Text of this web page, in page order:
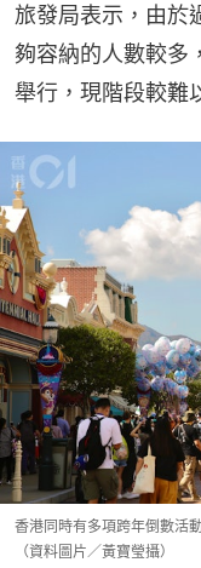
旅發局表示，由於
夠容納的人數較多
舉行，現階段較難
香港同時有多項跨年倒數活
（資料圖片／黃寶瑩攝）